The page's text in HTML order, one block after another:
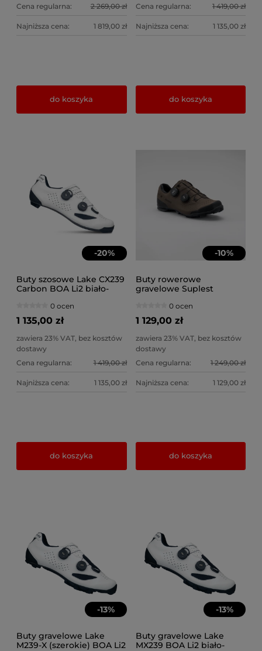
Cena regularna:
2 269,00 zł
Najniższa cena: 1 819,00 zł
do koszyka
Cena regularna:
1 419,00 zł
Najniższa cena: 1 135,00 zł
do koszyka
-20%
Buty szosowe Lake CX239
Carbon BOA Li2 biało-
0 ocen
1 135,00 zł
zawiera 23% VAT, bez kosztów
dostawy
Cena regularna:
1 419,00 zł
Najniższa cena: 1 135,00 zł
do koszyka
-10%
Buty rowerowe
gravelowe Suplest
0 ocen
1 129,00 zł
zawiera 23% VAT, bez kosztów
dostawy
Cena regularna:
1 249,00 zł
Najniższa cena: 1 129,00 zł
do koszyka
-13%
Buty gravelowe Lake
M239-X (szerokie) BOA Li2
-13%
Buty gravelowe Lake
MX239 BOA Li2 biało-